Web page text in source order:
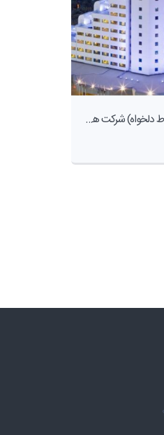
تور دبی از مشهد (اقساط دلخواه) شرکت هواپیمایی پاژسیر مجری تور های قسطی در مشهد